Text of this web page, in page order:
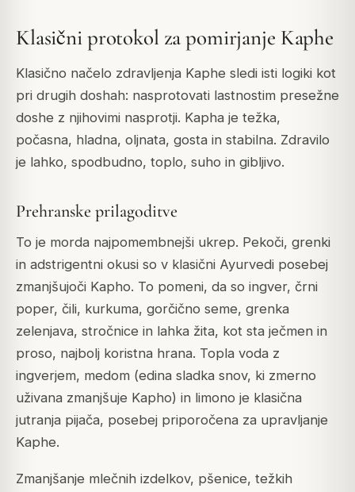
Klasični protokol za pomirjanje Kaphe
Klasično načelo zdravljenja Kaphe sledi isti logiki kot
pri drugih doshah: nasprotovati lastnostim presežne
doshe z njihovimi nasprotji. Kapha je težka,
počasna, hladna, oljnata, gosta in stabilna. Zdravilo
je lahko, spodbudno, toplo, suho in gibljivo.
Prehranske prilagoditve
To je morda najpomembnejši ukrep. Pekoči, grenki
in adstrigentni okusi so v klasični Ayurvedi posebej
zmanjšujoči Kapho. To pomeni, da so ingver, črni
poper, čili, kurkuma, gorčično seme, grenka
zelenjava, stročnice in lahka žita, kot sta ječmen in
proso, najbolj koristna hrana. Topla voda z
ingverjem, medom (edina sladka snov, ki zmerno
uživana zmanjšuje Kapho) in limono je klasična
jutranja pijača, posebej priporočena za upravljanje
Kaphe.
Zmanjšanje mlečnih izdelkov, pšenice, težkih